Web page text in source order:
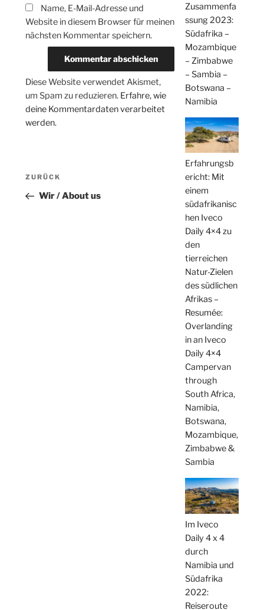
Name, E-Mail-Adresse und
Website in diesem Browser für meinen
nächsten Kommentar speichern.
Diese Website verwendet Akismet,
um Spam zu reduzieren. Erfahre, wie
deine Kommentardaten verarbeitet
werden.
Beitragsnavigation
Vorheriger
Beitrag
ZURÜCK
Wir / About us
Zusammenfa
ssung 2023:
Südafrika –
Mozambique
– Zimbabwe
– Sambia –
Botswana –
Namibia
Erfahrungsb
ericht: Mit
einem
südafrikanisc
hen Iveco
Daily 4×4 zu
den
tierreichen
Natur-Zielen
des südlichen
Afrikas –
Resumée:
Overlanding
in an Iveco
Daily 4×4
Campervan
through
South Africa,
Namibia,
Botswana,
Mozambique,
Zimbabwe &
Sambia
Im Iveco
Daily 4 x 4
durch
Namibia und
Südafrika
2022:
Reiseroute